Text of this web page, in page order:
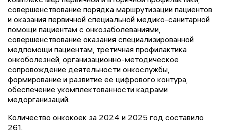
совершенствование порядка маршрутизации пациентов
и оказания первичной специальной медико-санитарной
помощи пациентам с онкозаболеваниями,
совершенствование оказания специализированной
медпомощи пациентам, третичная профилактика
онкоболезней, организационно-методическое
сопровождение деятельности онкослужбы,
формирование и развитие её цифрового контура,
обеспечение укомплектованности кадрами
медорганизаций.
Количество онкокоек за 2024 и 2025 год составило
261.